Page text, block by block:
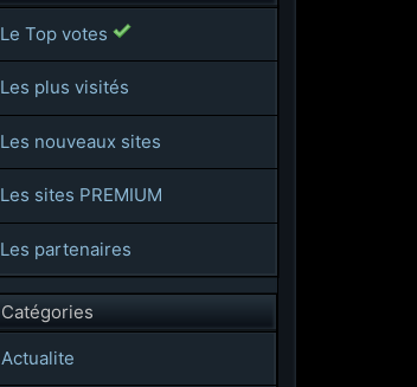
Le Top votes
Les plus visités
Les nouveaux sites
Les sites PREMIUM
Les partenaires
Catégories
Actualite